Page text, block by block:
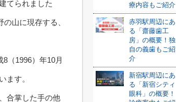
てられました
山に現存する、
（1996）年10月
ます。
合掌した手の他
療内容もご紹介
赤羽駅周辺にあ
る「齋藤歯工
房」の概要！独
自の義歯もご紹
介
新宿駅周辺にあ
る「新宿シティ
眼科」の概要！